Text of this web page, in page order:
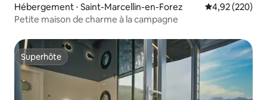
Hébergement ⋅ Saint-Marcellin-en-Forez Évaluation
4,92 (220)
Petite maison de charme à la campagne
Superhôte
Superhôte